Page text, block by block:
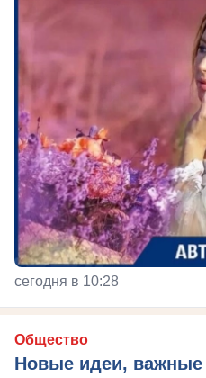
сегодня в 10:28
Общество
Новые идеи, важные